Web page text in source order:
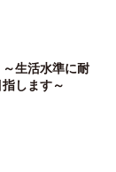
生活水準に耐
します～